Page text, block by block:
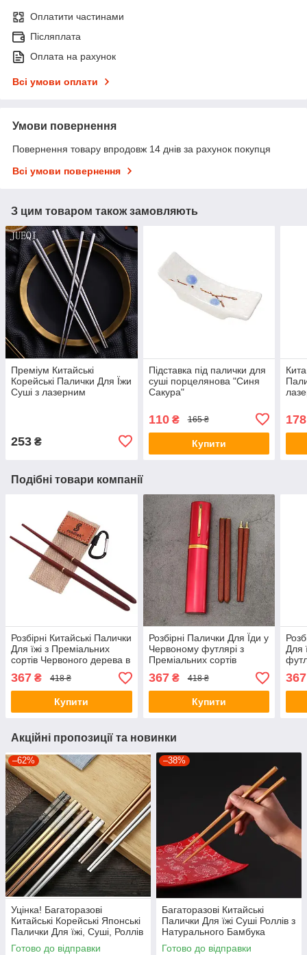
Оплатити частинами
Післяплата
Оплата на рахунок
Всі умови оплати
Умови повернення
Повернення товару впродовж 14 днів за рахунок покупця
Всі умови повернення
З цим товаром також замовляють
Преміум Китайські
Корейські Палички Для Їжи
Суші з лазерним
253 ₴
Підставка під палички для
суші порцелянова "Синя
Сакура"
110₴ 165 ₴
Купити
178
Подібні товари компанії
Розбірні Китайські Палички
Для їжі з Преміальних
сортів Червоного дерева в
чохлі з карабіном
367 ₴ 418 ₴
Купити
Розбірні Палички Для Їди у
Червоному футлярі з
Преміальних сортів
Червоного дерева "Крило
птиці"
367₴ 418 ₴
Купити
Для
367
Акційні пропозиції та новинки
–62%
Уцінка! Багаторазові
Китайські Корейські Японські
Палички Для їжі, Суші, Роллів
з візерунком
Готово до відправки
–38%
Багаторазові Китайські
Палички Для їжі Суші Роллів з
Натурального Бамбука
Готово до відправки